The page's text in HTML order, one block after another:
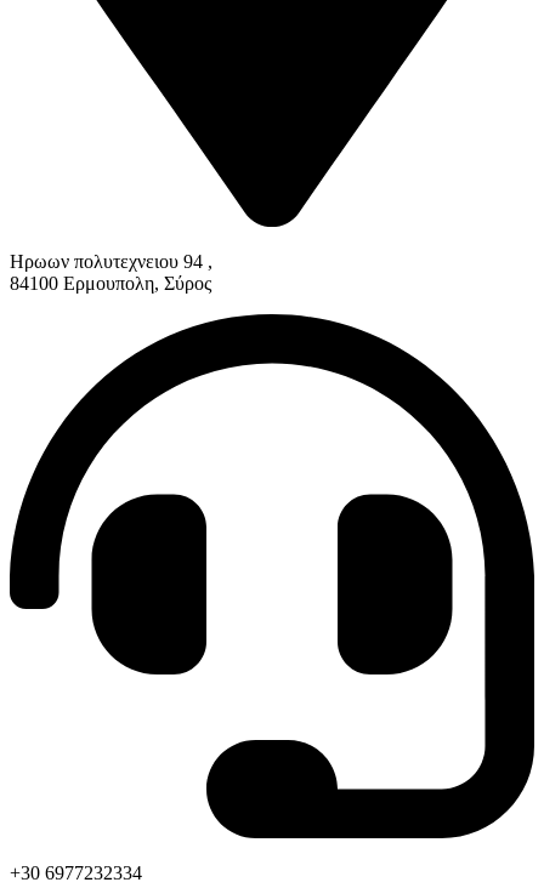
Ηρωων πολυτεχνειου 94 ,
84100 Ερμουπολη, Σύρος
+30 6977232334